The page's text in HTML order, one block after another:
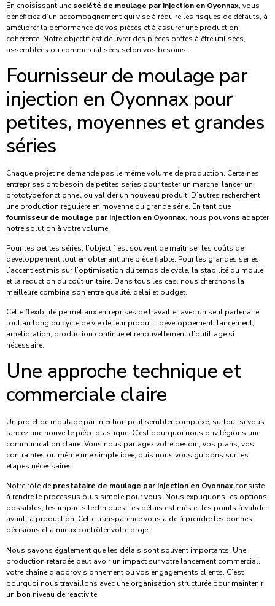
En choisissant une société de moulage par injection en Oyonnax, vous
bénéficiez d’un accompagnement qui vise à réduire les risques de défauts, à
améliorer la performance de vos pièces et à assurer une production
cohérente. Notre objectif est de livrer des pièces prêtes à être utilisées,
assemblées ou commercialisées selon vos besoins.
Fournisseur de moulage par
injection en Oyonnax pour
petites, moyennes et grandes
séries
Chaque projet ne demande pas le même volume de production. Certaines
entreprises ont besoin de petites séries pour tester un marché, lancer un
prototype fonctionnel ou valider un nouveau produit. D’autres recherchent
une production régulière en moyenne ou grande série. En tant que
fournisseur de moulage par injection en Oyonnax, nous pouvons adapter
notre solution à votre volume.
Pour les petites séries, l’objectif est souvent de maîtriser les coûts de
développement tout en obtenant une pièce fiable. Pour les grandes séries,
l’accent est mis sur l’optimisation du temps de cycle, la stabilité du moule
et la réduction du coût unitaire. Dans tous les cas, nous cherchons la
meilleure combinaison entre qualité, délai et budget.
Cette flexibilité permet aux entreprises de travailler avec un seul partenaire
tout au long du cycle de vie de leur produit : développement, lancement,
amélioration, production continue et renouvellement d’outillage si
nécessaire.
Une approche technique et
commerciale claire
Un projet de moulage par injection peut sembler complexe, surtout si vous
lancez une nouvelle pièce plastique. C’est pourquoi nous privilégions une
communication claire. Vous nous partagez votre besoin, vos plans, vos
contraintes ou même une simple idée, puis nous vous guidons sur les
étapes nécessaires.
Notre rôle de prestataire de moulage par injection en Oyonnax consiste
à rendre le processus plus simple pour vous. Nous expliquons les options
possibles, les impacts techniques, les délais estimés et les points à valider
avant la production. Cette transparence vous aide à prendre les bonnes
décisions et à mieux contrôler votre projet.
Nous savons également que les délais sont souvent importants. Une
production retardée peut avoir un impact sur votre lancement commercial,
votre chaîne d’approvisionnement ou vos engagements clients. C’est
pourquoi nous travaillons avec une organisation structurée pour maintenir
un bon niveau de réactivité.